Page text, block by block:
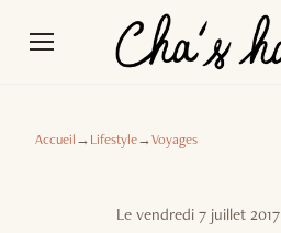
Accueil→Lifestyle→Voyages
Le vendredi 7 juillet 2017